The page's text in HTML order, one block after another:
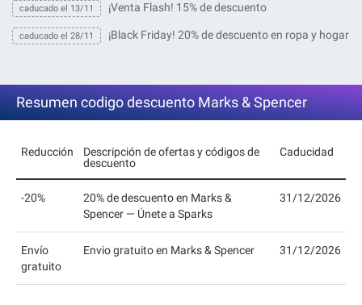
caducado el 13/11 ¡Venta Flash! 15% de descuento
caducado el 28/11 ¡Black Friday! 20% de descuento en ropa y hogar
Resumen codigo descuento Marks & Spencer
Reducción
Descripción de ofertas y códigos de
descuento
Caducidad
-20%
20% de descuento en Marks &
Spencer — Únete a Sparks
31/12/2026
Envío
gratuito
Envio gratuito en Marks & Spencer 31/12/2026